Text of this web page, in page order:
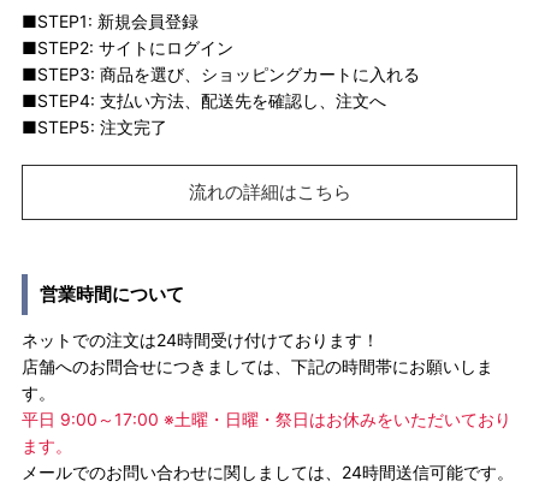
■STEP1: 新規会員登録
■STEP2: サイトにログイン
■STEP3: 商品を選び、ショッピングカートに入れる
■STEP4: 支払い方法、配送先を確認し、注文へ
■STEP5: 注文完了
流れの詳細はこちら
営業時間について
ネットでの注文は24時間受け付けております！
店舗へのお問合せにつきましては、下記の時間帯にお願いしま
す。
平日 9:00～17:00 ※土曜・日曜・祭日はお休みをいただいており
ます。
メールでのお問い合わせに関しましては、24時間送信可能です。